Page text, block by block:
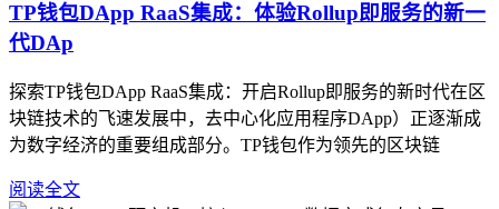
TP钱包DApp RaaS集成：体验Rollup即服务的新一
代DAp
探索TP钱包DApp RaaS集成：开启Rollup即服务的新时代在区
块链技术的飞速发展中，去中心化应用程序DApp）正逐渐成
为数字经济的重要组成部分。TP钱包作为领先的区块链
阅读全文